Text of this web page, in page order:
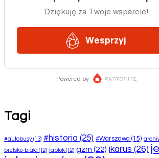
Tagi
#autobusy(13) #historia (25) #Warszawa (15)
bielsko-biała (12) fablok(12) gzm (22) ikarus (26)